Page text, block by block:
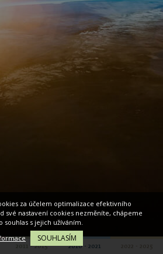
2011 - 2015 2016 - 2021
za účelem optimalizace efektivního
své nastavení cookies nezměníte, chápeme
souhlas s jejich užíváním.
SOUHLASÍM